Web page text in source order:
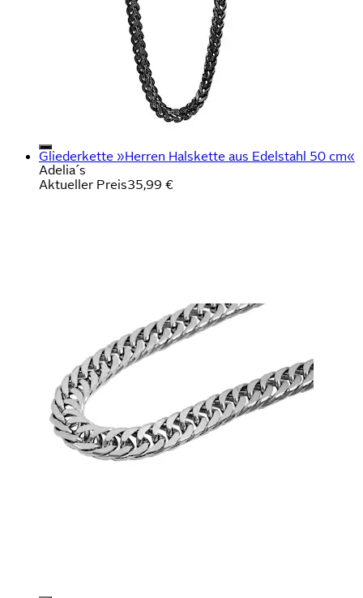
Gliederkette »Herren Halskette aus Edelstahl 50 cm«
Adelia´s
Aktueller Preis35,99 €